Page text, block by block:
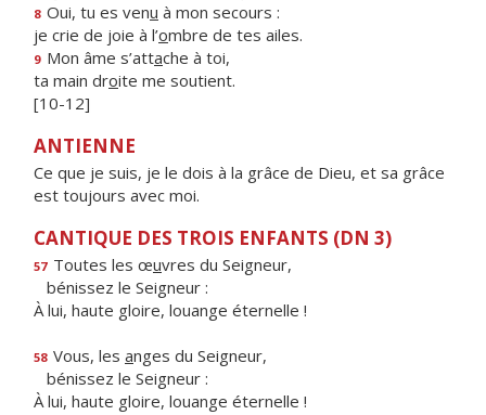
8 Oui, tu es venu à mon secours :
je crie de joie à l’ombre de tes ailes.
9 Mon âme s’attache à toi,
ta main droite me soutient.
[10-12]
ANTIENNE
Ce que je suis, je le dois à la grâce de Dieu, et sa grâce
est toujours avec moi.
CANTIQUE DES TROIS ENFANTS (DN 3)
57 Toutes les œuvres du Seigneur,
bénissez le Seigneur :
À lui, haute gloire, louange éternelle !
58 Vous, les anges du Seigneur,
bénissez le Seigneur :
À lui, haute gloire, louange éternelle !